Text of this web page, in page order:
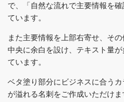
で、「自然な流れで主要情報を
ています。
また主要情報を上部右寄せ、そ
中央に余白を設け、テキスト量
ています。
ベタ塗り部分にビジネスに合う
が溢れる名刺をご作成いただけま